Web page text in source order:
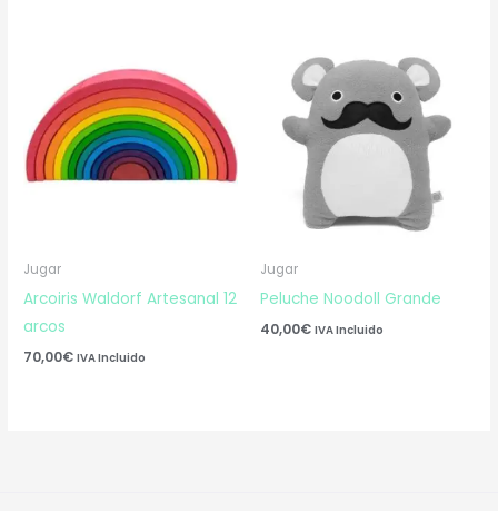
Jugar
Arcoiris Waldorf Artesanal 12
arcos
70,00€ IVA Incluido
Jugar
Peluche Noodoll Grande
40,00€ IVA Incluido